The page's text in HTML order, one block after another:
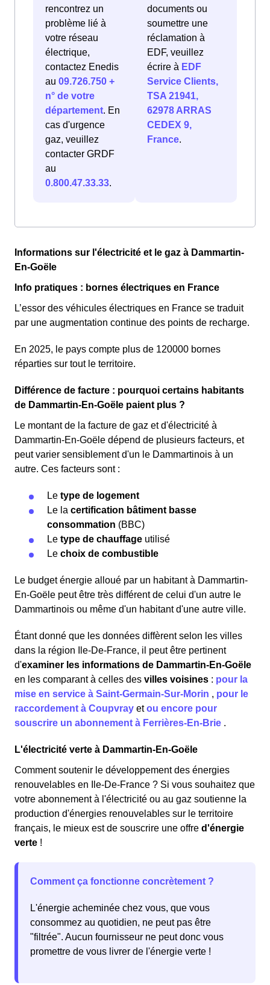
rencontrez un
problème lié à
votre réseau
électrique,
contactez Enedis
au 09.726.750 +
n° de votre
département. En
cas d'urgence
gaz, veuillez
contacter GRDF
au
0.800.47.33.33.
documents ou
soumettre une
réclamation à
EDF, veuillez
écrire à EDF
Service Clients,
TSA 21941,
62978 ARRAS
CEDEX 9,
France.
Informations sur l'électricité et le gaz à Dammartin-
En-Goële
Info pratiques : bornes électriques en France
L’essor des véhicules électriques en France se traduit
par une augmentation continue des points de recharge.
En 2025, le pays compte plus de 120000 bornes
réparties sur tout le territoire.
Différence de facture : pourquoi certains habitants
de Dammartin-En-Goële paient plus ?
Le montant de la facture de gaz et d'électricité à
Dammartin-En-Goële dépend de plusieurs facteurs, et
peut varier sensiblement d'un le Dammartinois à un
autre. Ces facteurs sont :
Le type de logement
Le la certification bâtiment basse
consommation (BBC)
Le type de chauffage utilisé
Le choix de combustible
Le budget énergie alloué par un habitant à Dammartin-
En-Goële peut être très différent de celui d'un autre le
Dammartinois ou même d'un habitant d'une autre ville.
Étant donné que les données diffèrent selon les villes
dans la région Ile-De-France, il peut être pertinent
d'examiner les informations de Dammartin-En-Goële
en les comparant à celles des villes voisines : pour la
mise en service à Saint-Germain-Sur-Morin , pour le
raccordement à Coupvray etou encore pour
souscrire un abonnement à Ferrières-En-Brie .
L'électricité verte à Dammartin-En-Goële
Comment soutenir le développement des énergies
renouvelables en Ile-De-France ? Si vous souhaitez que
votre abonnement à l'électricité ou au gaz soutienne la
production d'énergies renouvelables sur le territoire
français, le mieux est de souscrire une offre d'énergie
verte !
Comment ça fonctionne concrètement ?
L'énergie acheminée chez vous, que vous
consommez au quotidien, ne peut pas être
"filtrée". Aucun fournisseur ne peut donc vous
promettre de vous livrer de l'énergie verte !